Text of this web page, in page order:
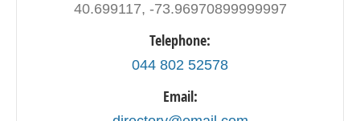
40.699117, -73.96970899999997
Telephone:
044 802 52578
Email: